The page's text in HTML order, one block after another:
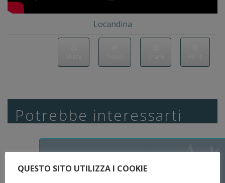
Locandina
Potrebbe interessarti
QUESTO SITO UTILIZZA I COOKIE